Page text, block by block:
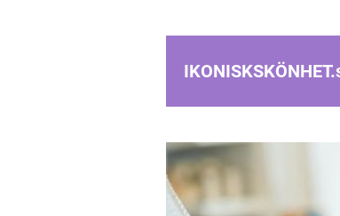
IKONISKSKÖNHET.